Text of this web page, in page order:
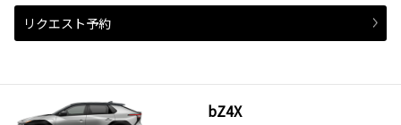
リクエスト予約
bZ4X